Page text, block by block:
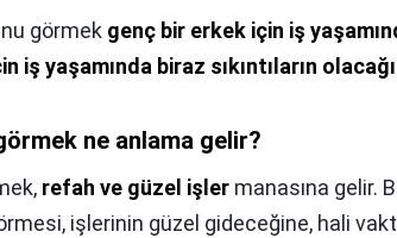
görmek genç bir erkek için iş
iş yaşamında biraz sıkıntıların
ne anlama gelir?
refah ve güzel işler manasına gelir.
işlerinin güzel gideceğine, hali